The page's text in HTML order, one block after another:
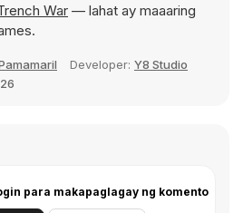
War — lahat ay maaaring
Developer: Y8 Studio
para makapaglagay ng komento